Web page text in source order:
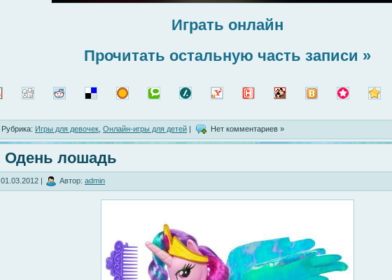
Играть онлайн
Прочитать остальную часть записи »
Рубрика: Игры для девочек Онлайн-игры для детей | Нет комментариев »
Одень лошадь
01.03.2012 | Автор: admin